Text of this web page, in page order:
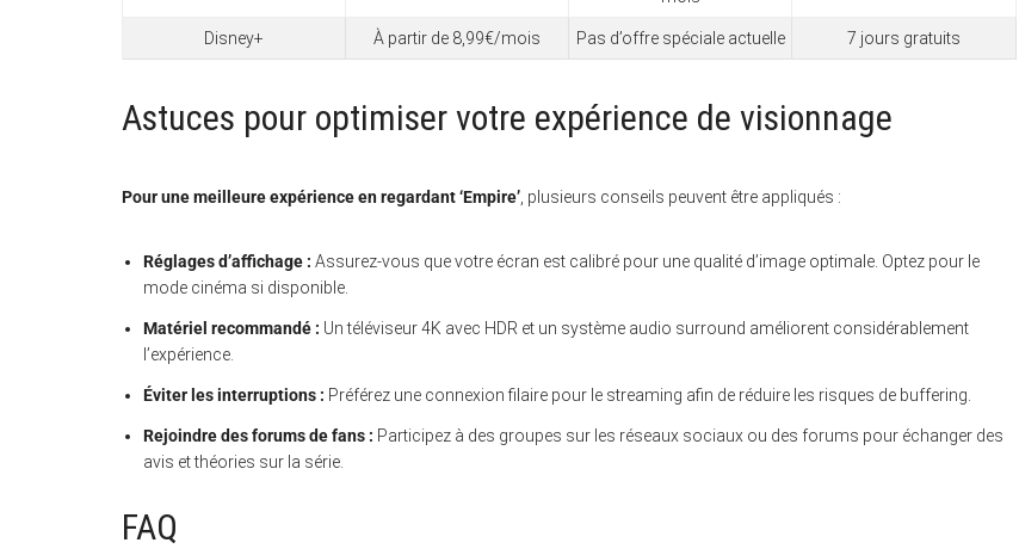
Disney+ À partir de 8,99€/mois Pas d’offre spéciale actuelle 7 jours gratuits
Astuces pour optimiser votre expérience de visionnage
Pour une meilleure expérience en regardant ‘Empire’ , plusieurs conseils peuvent être appliqués :
Réglages d’affichage : Assurez-vous que votre écran est calibré pour une qualité d’image optimale. Optez pour le
mode cinéma si disponible.
Matériel recommandé : Un téléviseur 4K avec HDR et un système audio surround améliorent considérablement
l’expérience.
Éviter les interruptions : Préférez une connexion filaire pour le streaming afin de réduire les risques de buffering.
Rejoindre des forums de fans : Participez à des groupes sur les réseaux sociaux ou des forums pour échanger des
avis et théories sur la série.
FAQ